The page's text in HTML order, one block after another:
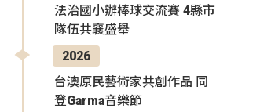
法治國小辦棒球交流賽 4縣市
隊伍共襄盛舉
2026
台澳原民藝術家共創作品 同
登Garma音樂節